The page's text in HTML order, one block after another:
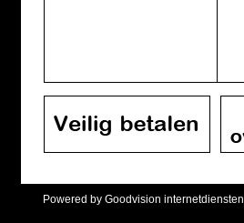
Powered by Goodvision internetdiensten